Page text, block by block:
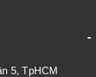
5, TpHCM